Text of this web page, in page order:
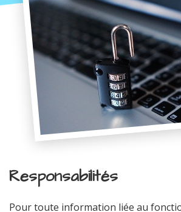
Responsabilités
Pour toute information liée au